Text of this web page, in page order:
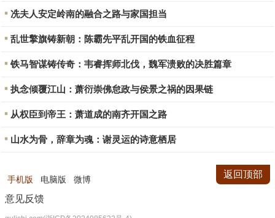
冼夫人安定岭南的融合之路与家国担当
乱世擎旗铸新朝：陈霸先平乱开国的铁血征程
铁马智谋铸传奇：韦睿挥师北伐，魏军溃败的决胜篇章
执念倾覆江山：萧衍崇佛怠政与侯景之祸的因果链
从权臣到帝王：萧道成的南齐开国之路
山水为骨，辞章为魂：谢灵运的诗意栖居
手机版 电脑版 微博
意见反馈
返回顶部